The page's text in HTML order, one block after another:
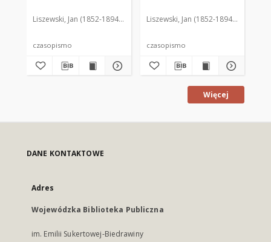
Liszewski, Jan (1852-1894). Red.
czasopismo
Liszewski, Jan (1852-1894). Red.
czasopismo
Więcej
DANE KONTAKTOWE
Adres
Wojewódzka Biblioteka Publiczna
im. Emilii Sukertowej-Biedrawiny